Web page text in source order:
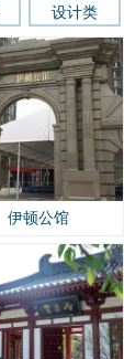
设计类
伊顿公馆